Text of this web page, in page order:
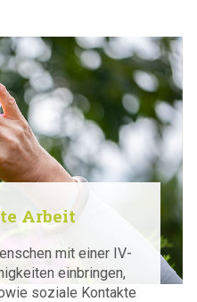
Arbeit
mit einer IV-
einbringen,
soziale Kontakte